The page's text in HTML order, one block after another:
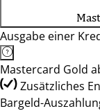
Ausgabe einer
Mastercard Gold
Zusätzliches
Bargeld-